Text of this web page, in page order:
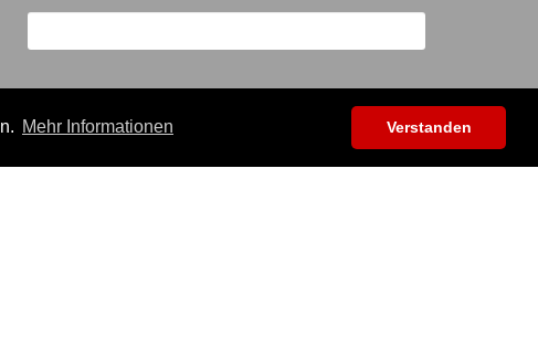
Mehr Informationen Verstanden